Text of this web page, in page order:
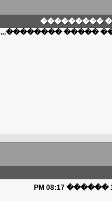
���
���� �����